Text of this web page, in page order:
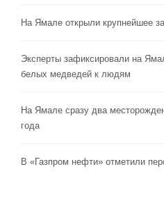
На Ямале открыли крупнейшее
Эксперты зафиксировали на
белых медведей к людям
На Ямале сразу два
года
В «Газпром нефти» отметили